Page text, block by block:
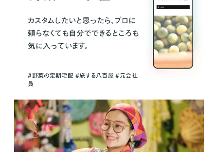
カスタムしたいと思ったら、プロに
頼らなくても自分でできるところも
気に入っています。
＃野菜の定期宅配 ＃旅する八百屋 ＃元会社
員